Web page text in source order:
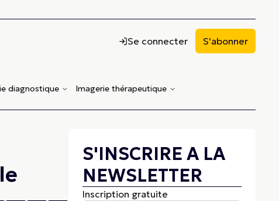
Se connecter S'abonner
diagnostique Imagerie thérapeutique
S'INSCRIRE A LA
NEWSLETTER
Inscription gratuite